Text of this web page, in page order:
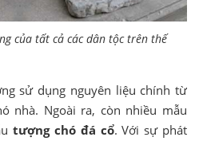
của tất cả các dân tộc trên thế
sử dụng nguyên liệu chính từ
nhà. Ngoài ra, còn nhiều mẫu
tượng chó đá cổ. Với sự phát